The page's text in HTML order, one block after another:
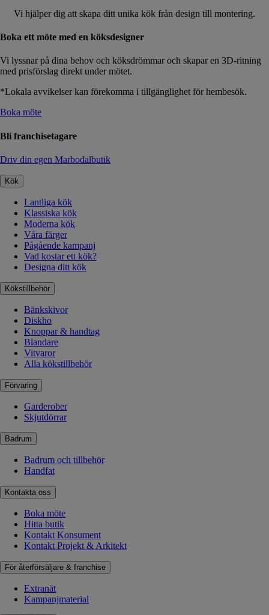
Vi hjälper dig att skapa ditt unika kök från design till montering.
Boka ett möte med en köksdesigner
Vi lyssnar på dina behov och köksdrömmar och skapar en 3D-ritning
med prisförslag direkt under mötet.
*Lokala avvikelser kan förekomma i tillgänglighet för hembesök.
Boka möte
Bli franchisetagare
Driv din egen Marbodalbutik
Kök
Lantliga kök
Klassiska kök
Moderna kök
Våra färger
Pågående kampanj
Vad kostar ett kök?
Designa ditt kök
Kökstillbehör
Bänkskivor
Diskho
Knoppar & handtag
Blandare
Vitvaror
Alla kökstillbehör
Förvaring
Garderober
Skjutdörrar
Badrum
Badrum och tillbehör
Handfat
Kontakta oss
Boka möte
Hitta butik
Kontakt Konsument
Kontakt Projekt & Arkitekt
För återförsäljare & franchise
Extranät
Kampanjmaterial